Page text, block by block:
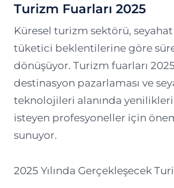
Turizm Fuarları 2025
Küresel turizm sektörü,
tüketici beklentilerine göre
dönüşüyor. Turizm fuarları
destinasyon pazarlaması ve
teknolojileri alanında
isteyen profesyoneller için
sunuyor.
2025 Yılında Gerçekleşecek